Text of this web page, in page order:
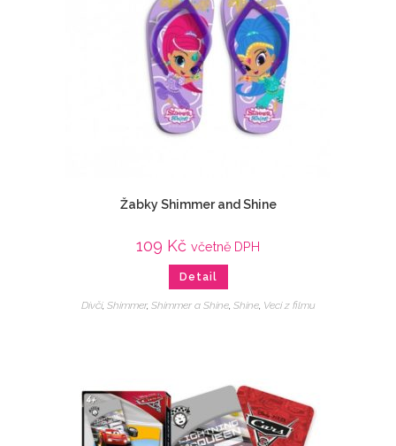
Žabky Shimmer and Shine
109 Kč včetně DPH
Detail
Dívčí, Shimmer, Shimmer a Shine, Shine, Veci z filmu